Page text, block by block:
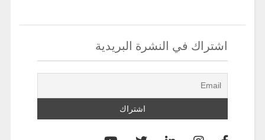
اشتراك في النشرة البريدية